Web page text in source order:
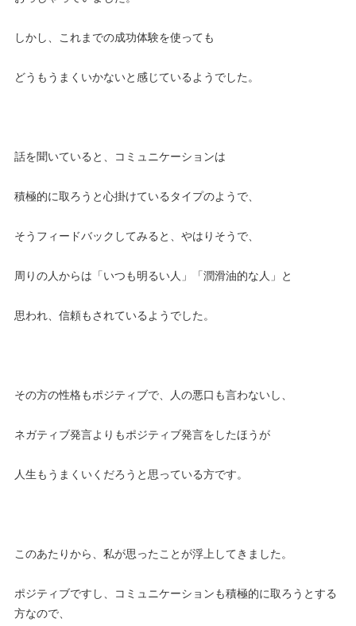
しかし、これまでの成功体験を使っても
どうもうまくいかないと感じているようでした。
話を聞いていると、コミュニケーションは
積極的に取ろうと心掛けているタイプのようで、
そうフィードバックしてみると、やはりそうで、
周りの人からは「いつも明るい人」「潤滑油的な人」と
思われ、信頼もされているようでした。
その方の性格もポジティブで、人の悪口も言わないし、
ネガティブ発言よりもポジティブ発言をしたほうが
人生もうまくいくだろうと思っている方です。
このあたりから、私が思ったことが浮上してきました。
ポジティブですし、コミュニケーションも積極的に取ろうとする
方なので、